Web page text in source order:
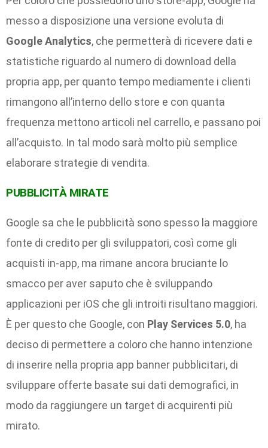
messo a disposizione una versione evoluta di
Google Analytics, che permetterà di ricevere dati e
statistiche riguardo al numero di download della
propria app, per quanto tempo mediamente i clienti
rimangono all’interno dello store e con quanta
frequenza mettono articoli nel carrello, e passano poi
all’acquisto. In tal modo sarà molto più semplice
elaborare strategie di vendita.
PUBBLICITÀ MIRATE
Google sa che le pubblicità sono spesso la maggiore
fonte di credito per gli sviluppatori, così come gli
acquisti in-app, ma rimane ancora bruciante lo
smacco per aver saputo che è sviluppando
applicazioni per iOS che gli introiti risultano maggiori.
È per questo che Google, con Play Services 5.0, ha
deciso di permettere a coloro che hanno intenzione
di inserire nella propria app banner pubblicitari, di
sviluppare offerte basate sui dati demografici, in
modo da raggiungere un target di acquirenti più
mirato.